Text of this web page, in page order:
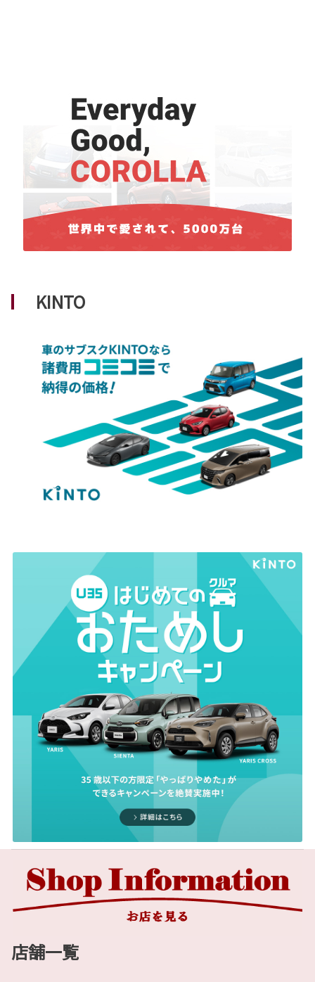
OYOTAは、カローラ スポーツを一部改良すると
ともに、カローラ誕生60周年を記念した特別仕
様車 G“Z・ACTIVE ELEGANCE”を設定し、7月13日に発売しました。詳しくは
下記リンクからご確認下さい。なお、このカローラ誕生60周年を記念した特別仕
様車は他のカローラシリーズにも設定されております。
詳しくはこちら
アクアを一部改良しGR SPORTグレード
た。詳しくは下記リンクからご確認下さい。
2026-07-01
米国生産のハイランダーを全国トヨタ車
TOYOTAは、トヨタの米国工場で生産したSUV
「ハイランダー」を8月1日より発売します。
詳しくは下記リンクからご確認下さい。
詳しくはこちら
プリウスを一部改良
TOYOTAは、プリウスを一部改良し、7月1日に
発売しました。詳しくは下記リンクからご確認
詳しくはこちら
2026-07-01
カローラ クロスを一部改良するととも
に、特別仕様車 Z“Adventure”を設定
TOYOTAは、カローラ クロスを一部改良すると
ともに、カローラ誕生60周年を記念した特別仕
様車 Z“Adventure”を設定し、7月1日に発売し
ました。詳しくは下記リンクからご確認下さい。
ハイエースバンを一部改良
TOYOTAは、ハイエースバンを一部改良し、7月
1日に発売します。詳しくは下記リンクからご確
認下さい。
窓ガラス（前面・運転席・助手席）につきまし
て、今後の当社の対応について下記リンク先よ
りご確認をお願いいたします。
詳しくはこちら
2025-02-21
【予告】弊社休業日及び閉店時間変更の
2025年4月1日より休業日および閉店時間が変更
休業日 基本毎週月曜日・火曜日
皆様にはご不便をおかけすることとなりますが、何卒ご理解の程よろしくお願い
いたします。
詳しくはこちら
2024-12-13
臨時休業のお知らせ
2025年1月23日（木）は全社員総決起大会のた
め臨時休業とさせていただきます。ご理解のほ
2024-10-04
エンジニアの一日「先輩社員24時」を公
この度、鳥取トヨタで整備士として働いてみた
いと考えている方向けに動画を作成しました。
どのような仕事を任せられるのか？どのような
思いで仕事をしているのか？と言うような疑問の回答を動画から少しでも感じて
頂ければと思います。 ぜひご覧ください。
2024-08-28
社内研修に伴う各店舗臨時休業のお知ら
謹啓 平素は格別のご愛顧を賜り厚くお礼申し
誠に勝手ながら、弊社は社内行事の為、下記日
程で各店舗を臨時休業とさせていただきます。
鳥取店：令和6年9月12日（木）9:30~13:00
千代水店：令和6年9月18日（水）13:00~終日
※13時までは通常営業いたします。
倉吉店：
13:00~終日
※13時までは通常営業いたします。
米子店：令和6年9月19日（木）9:30~13:00
KINTO
店舗一覧
キーワード
サービス
キッズルーム 授乳室
バリアフリー/フラットフ
バリアフリー/多目的トイ
レ
G-Station
自動洗車機 子供110番
ス取扱店